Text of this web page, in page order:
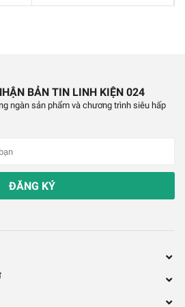
BẢN TIN LINH KIỆN 024
ngàn sản phẩm và chương trình siêu hấp
ĐĂNG KÝ